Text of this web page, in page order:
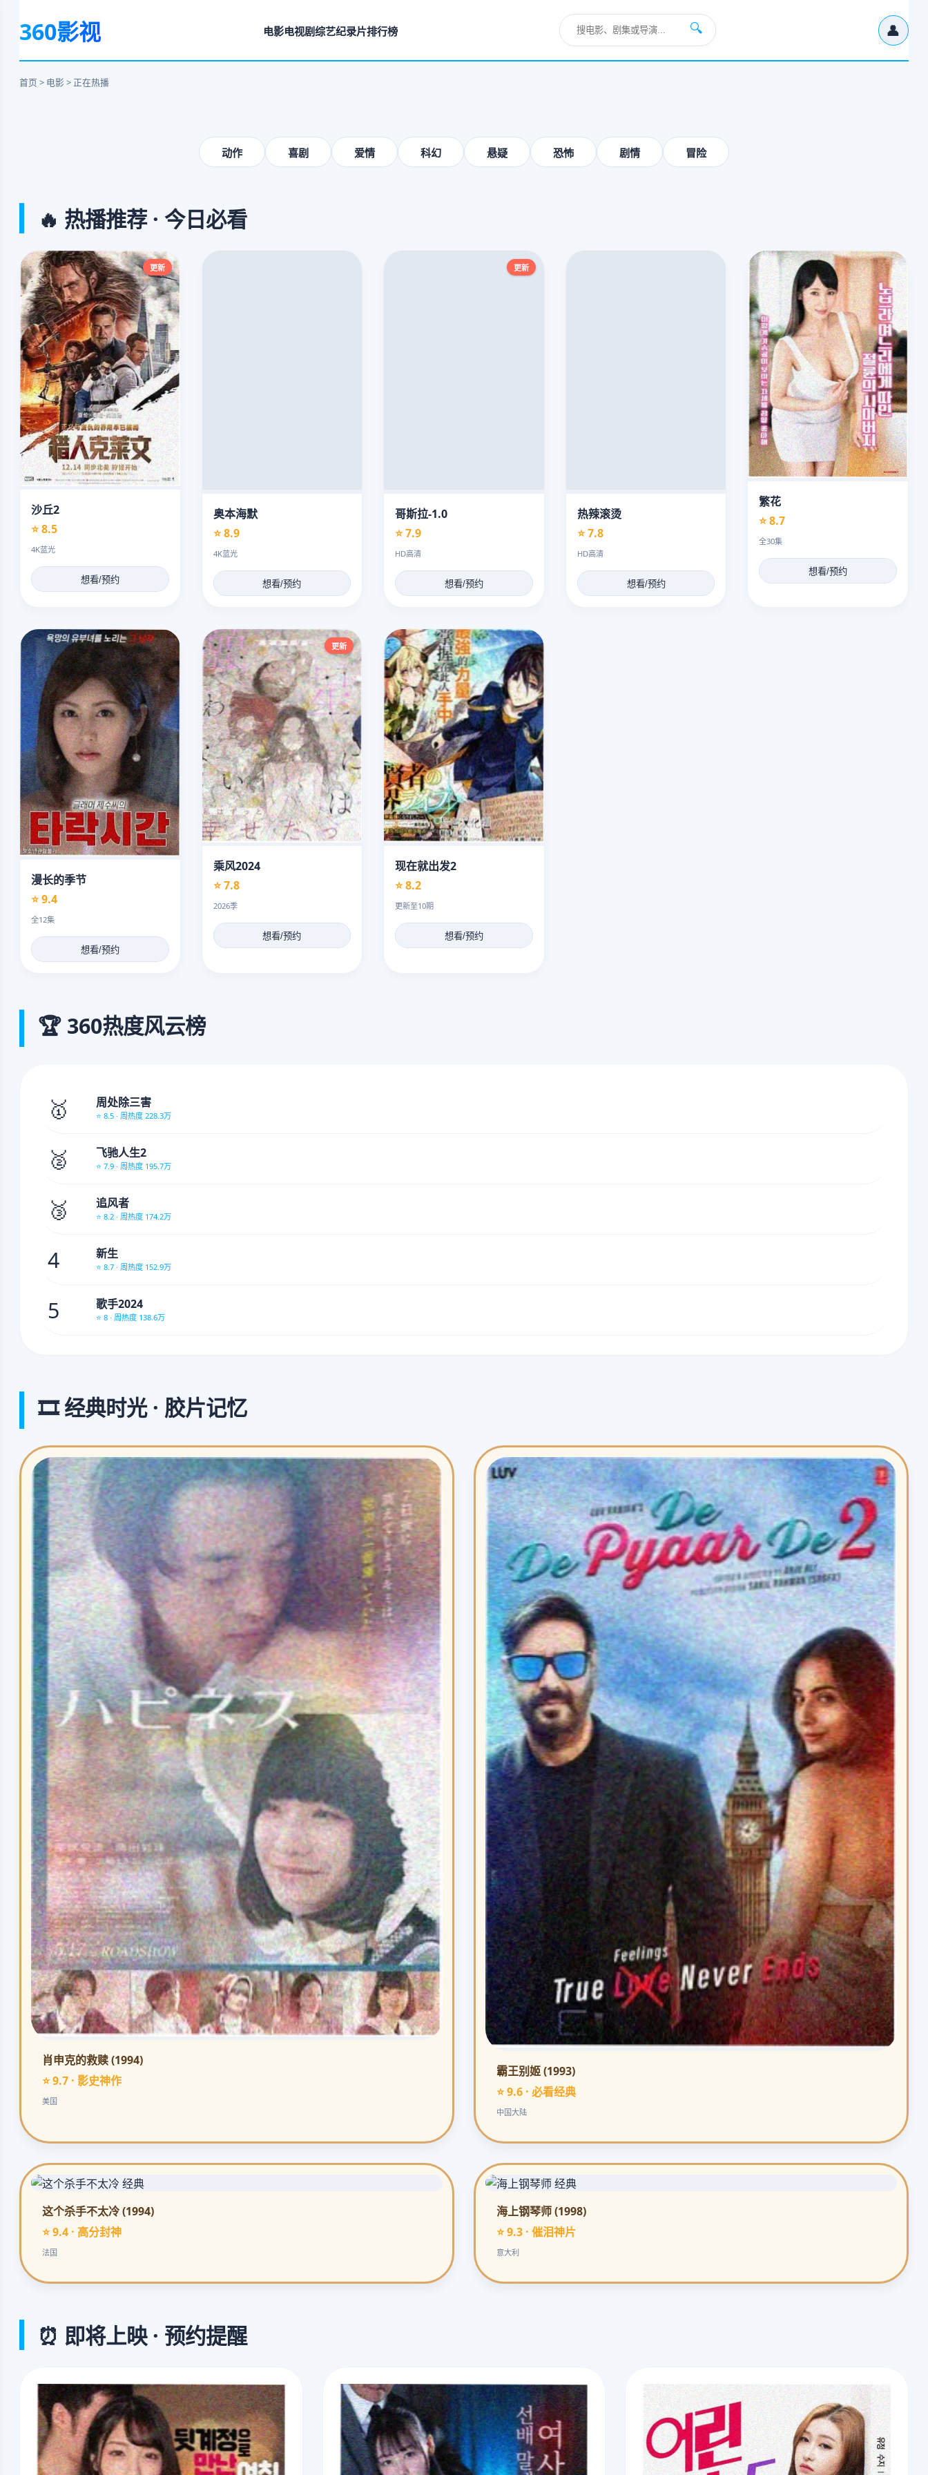
360影视 电影电视剧综艺纪录片排行榜 🔍 👤
首页 > 电影 > 正在热播
毁灭与救赎的壮阔史诗
动作 喜剧 爱情 科幻 悬疑 恐怖 剧情 冒险
🔥 热播推荐 · 今日必看
沙丘2
⭐ 8.5
4K蓝光
想看/预约
更新
奥本海默
⭐ 8.9
4K蓝光
想看/预约
哥斯拉-1.0
⭐ 7.9
HD高清
想看/预约
更新
热辣滚烫
⭐ 7.8
HD高清
想看/预约
繁花
⭐ 8.7
全30集
想看/预约
漫长的季节
⭐ 9.4
全12集
想看/预约
乘风2024
⭐ 7.8
2026季
想看/预约
更新
现在就出发2
⭐ 8.2
更新至10期
想看/预约
🏆 360热度风云榜
🥇 周处除三害
⭐ 8.5 · 周热度 228.3万
🥈 飞驰人生2
⭐ 7.9 · 周热度 195.7万
🥉 追风者
⭐ 8.2 · 周热度 174.2万
4 新生
⭐ 8.7 · 周热度 152.9万
5 歌手2024
⭐ 8 · 周热度 138.6万
🎞️ 经典时光 · 胶片记忆
肖申克的救赎 (1994)
⭐ 9.7 · 影史神作
美国
霸王别姬 (1993)
⭐ 9.6 · 必看经典
中国大陆
这个杀手不太冷 (1994)
⭐ 9.4 · 高分封神
法国
海上钢琴师 (1998)
⭐ 9.3 · 催泪神片
意大利
⏰ 即将上映 · 预约提醒